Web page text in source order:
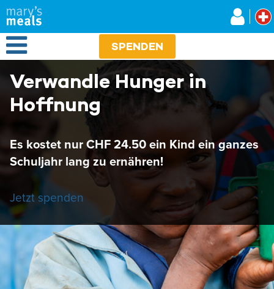
Direkt
zum
Inhalt
Open Menu SPENDEN
Verwandle Hunger in
Hoffnung
Es kostet nur CHF 24.50 ein Kind ein ganzes
Schuljahr lang zu ernähren!
Jetzt spenden